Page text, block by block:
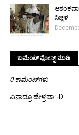
ನಿಚ್ಚಳ
ಕಾಮೆಂಟ್‌‌ ಪೋಸ್ಟ್‌ ಮಾಡಿ
0 ಕಾಮೆಂಟ್‌ಗಳು
ಏನಾದ್ರೂ ಹೇಳ್ರಪಾ :-D